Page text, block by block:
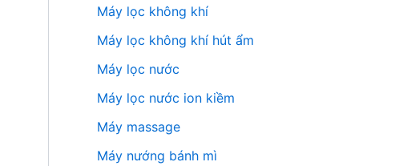
Máy lọc không khí
Máy lọc không khí hút ẩm
Máy lọc nước
Máy lọc nước ion kiềm
Máy massage
Máy nướng bánh mì